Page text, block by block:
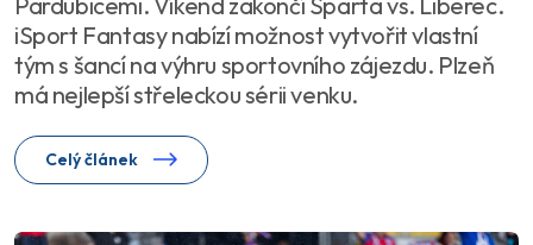
iSport Fantasy nabízí možnost vytvořit vlastní
tým s šancí na výhru sportovního zájezdu. Plzeň
má nejlepší střeleckou sérii venku.
Celý článek